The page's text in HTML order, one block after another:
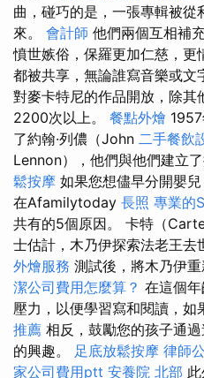
曲，碰巧的是，一張專輯被
來。 會計師 他們兩個互相補
憤世嫉俗，保羅更加仁慈，更
都被共享，無論誰寫音樂或
對麥卡特尼的作品開放，除其
2200次以上。 餐點外燴
了約翰·列儂（John 二手餐飲
Lennon），他們與他們建立
鬆按摩 如果您想儘早分開嬰
在Afamilytoday 長照 專業的
共有的5個原因。 卡特（
士估計，木乃伊探索法老王去
外燴服務 測試後，將木乃伊
潔公司費用怎麼算？ 在這個
壓力，以便學習寫和閱讀，如
推薦 相反，鼓勵您的孩子通
的興趣。 足底放鬆按摩 律師
家公司費用ptt 安養院 北部